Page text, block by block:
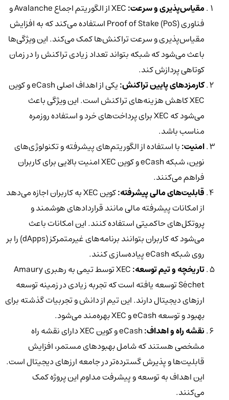
مقیاس‌پذیری و سرعت:
XEC از الگوریتم اجماع Avalanche و
فناوری Proof of Stake (PoS) استفاده می‌کند که به افزایش
مقیاس‌پذیری و سرعت تراکنش‌ها کمک می‌کند. این ویژگی‌ها
باعث می‌شود که شبکه بتواند تعداد زیادی تراکنش را در زمان
کوتاهی پردازش کند.
کارمزدهای پایین تراکنش:
یکی از اهداف اصلی eCash و کوین
XEC کاهش هزینه‌های تراکنش است. این ویژگی باعث
می‌شود که XEC برای پرداخت‌های خرد و استفاده روزمره
مناسب باشد.
امنیت:با استفاده از الگوریتم‌های پیشرفته و تکنولوژی‌های
نوین، شبکه eCash و کوین XEC امنیت بالایی برای کاربران
فراهم می‌کنند.
قابلیت‌های مالی پیشرفته:
کوین XEC به کاربران اجازه می‌دهد
از امکانات پیشرفته مالی مانند قراردادهای هوشمند و
پروتکل‌های حاکمیتی استفاده کنند. این امکانات باعث
می‌شود که کاربران بتوانند برنامه‌های غیرمتمرکز (dApps) را بر
روی شبکه eCash پیاده‌سازی کنند.
تاریخچه و تیم توسعه:
XEC توسط تیمی به رهبری Amaury
Séchet توسعه یافته است که تجربه زیادی در زمینه توسعه
ارزهای دیجیتال دارند. این تیم از دانش و تجربیات گذشته برای
بهبود و توسعه eCash و XEC بهره‌مند می‌شود.
نقشه راه و اهداف:
eCash و کوین XEC دارای نقشه راه
مشخصی هستند که شامل بهبودهای مستمر، افزایش
قابلیت‌ها و پذیرش گسترده‌تر در جامعه ارزهای دیجیتال است.
این اهداف به توسعه و پیشرفت مداوم این پروژه کمک
می‌کنند.